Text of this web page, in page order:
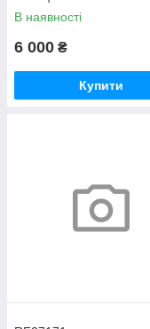
В наявності
6 000 ₴
Купити